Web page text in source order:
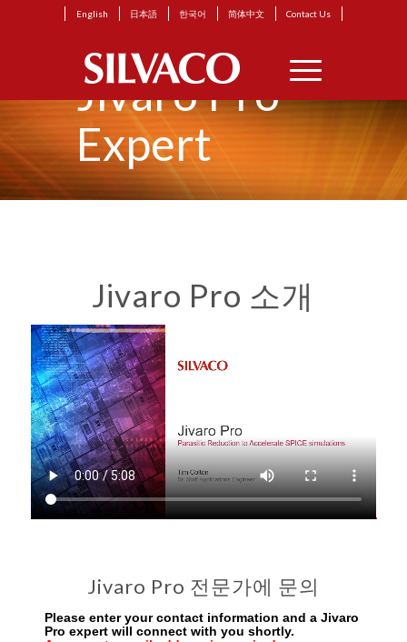
English 日本語 한국어 简体中文 Contact Us
Jivaro Pro
Expert
Jivaro Pro 소개
Jivaro Pro 전문가에 문의